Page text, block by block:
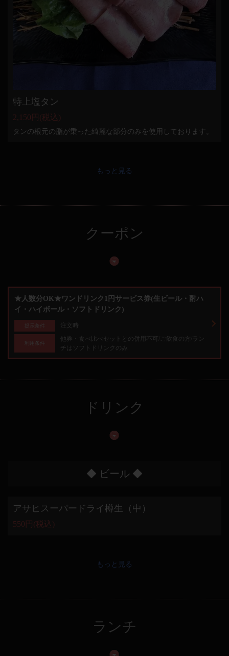
特上塩タン
2,150円 (税込)
タンの根元の脂が乗った綺麗な部分のみを使用しております。
もっと見る
クーポン
★人数分OK★ワンドリンク1円サービス券(生ビール・酎ハ
イ・ハイボール・ソフトドリンク)
提示条件 注文時
利用条件
他券・食べ比べセットとの併用不可/ご飲食の方/ラン
チはソフトドリンクのみ
ドリンク
◆ ビール ◆
アサヒスーパードライ樽生（中）
550円 (税込)
もっと見る
ランチ